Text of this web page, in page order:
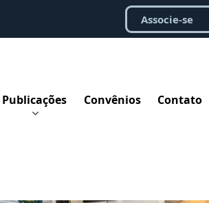
Associe-se
Publicações Convênios Contato